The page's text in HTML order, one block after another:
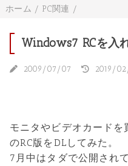
ホーム / PC関連 /
Windows7 RCを入
2009/07/07
2019/
モニタやビデオカード
のRC版をDLしてみた。
7月中はタダで公開され